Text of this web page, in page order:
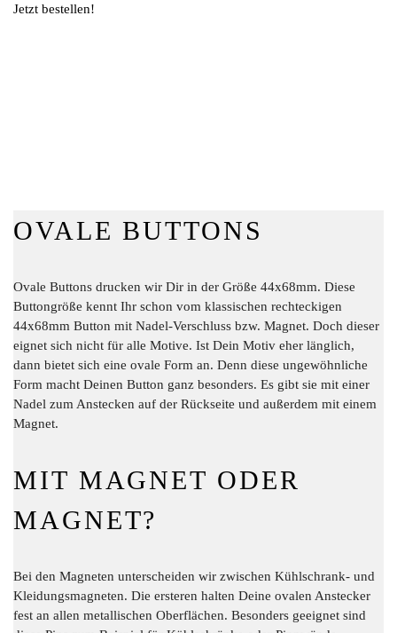
Jetzt bestellen!
OVALE BUTTONS
Ovale Buttons drucken wir Dir in der Größe 44x68mm. Diese
Buttongröße kennt Ihr schon vom klassischen rechteckigen
44x68mm Button mit Nadel-Verschluss bzw. Magnet. Doch dieser
eignet sich nicht für alle Motive. Ist Dein Motiv eher länglich,
dann bietet sich eine ovale Form an. Denn diese ungewöhnliche
Form macht Deinen Button ganz besonders. Es gibt sie mit einer
Nadel zum Anstecken auf der Rückseite und außerdem mit einem
Magnet.
MIT MAGNET ODER
MAGNET?
Bei den Magneten unterscheiden wir zwischen Kühlschrank- und
Kleidungsmagneten. Die ersteren halten Deine ovalen Anstecker
fest an allen metallischen Oberflächen. Besonders geeignet sind